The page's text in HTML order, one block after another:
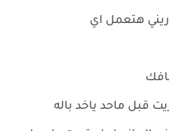
هتعمل اي
قبل ماحد ياخد باله